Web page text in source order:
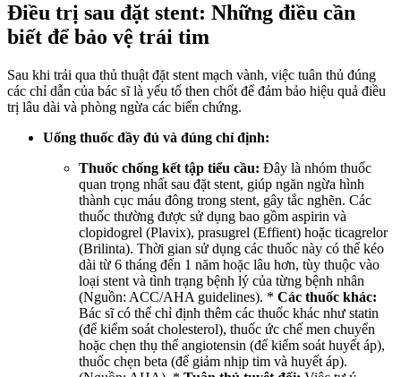
Điều trị sau đặt stent: Những điều cần
biết để bảo vệ trái tim
Sau khi trải qua thủ thuật đặt stent mạch vành, việc tuân thủ đúng
các chỉ dẫn của bác sĩ là yếu tố then chốt để đảm bảo hiệu quả điều
trị lâu dài và phòng ngừa các biến chứng.
Uống thuốc đầy đủ và đúng chỉ định:
Thuốc chống kết tập tiểu cầu: Đây là nhóm thuốc
quan trọng nhất sau đặt stent, giúp ngăn ngừa hình
thành cục máu đông trong stent, gây tắc nghẽn. Các
thuốc thường được sử dụng bao gồm aspirin và
clopidogrel (Plavix), prasugrel (Effient) hoặc ticagrelor
(Brilinta). Thời gian sử dụng các thuốc này có thể kéo
dài từ 6 tháng đến 1 năm hoặc lâu hơn, tùy thuộc vào
loại stent và tình trạng bệnh lý của từng bệnh nhân
(Nguồn: ACC/AHA guidelines). * Các thuốc khác:
Bác sĩ có thể chỉ định thêm các thuốc khác như statin
(để kiểm soát cholesterol), thuốc ức chế men chuyển
hoặc chẹn thụ thể angiotensin (để kiểm soát huyết áp),
thuốc chẹn beta (để giảm nhịp tim và huyết áp).